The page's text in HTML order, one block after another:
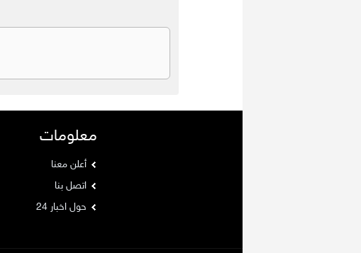
معلومات
أعلن معنا
اتصل بنا
حول اخبار 24